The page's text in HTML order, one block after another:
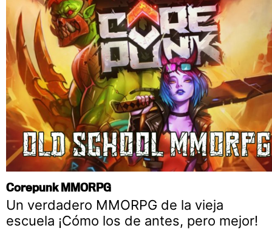
Corepunk MMORPG
Un verdadero MMORPG de la vieja
escuela ¡Cómo los de antes, pero mejor!